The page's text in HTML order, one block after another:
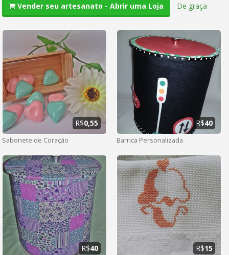
Vender seu artesanato - Abrir uma Loja - De graça
Sabonete de Coração
R$0,55
Barrica Personalizada
R$40
R$40 R$15